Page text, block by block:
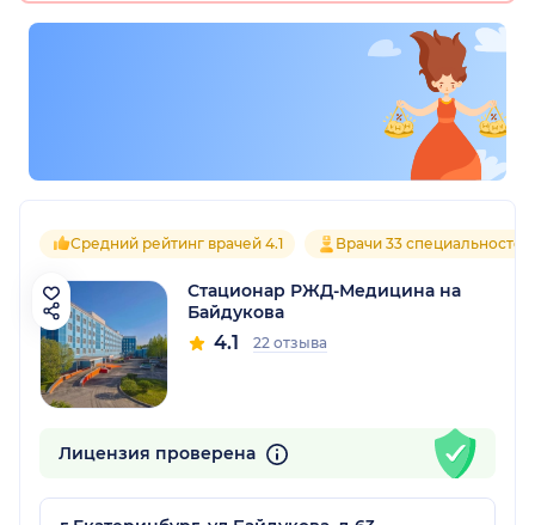
Средний рейтинг врачей 4.1 Врачи 33 специальностей
Стационар РЖД-Медицина на
Байдукова
4.1 22 отзыва
Лицензия проверена